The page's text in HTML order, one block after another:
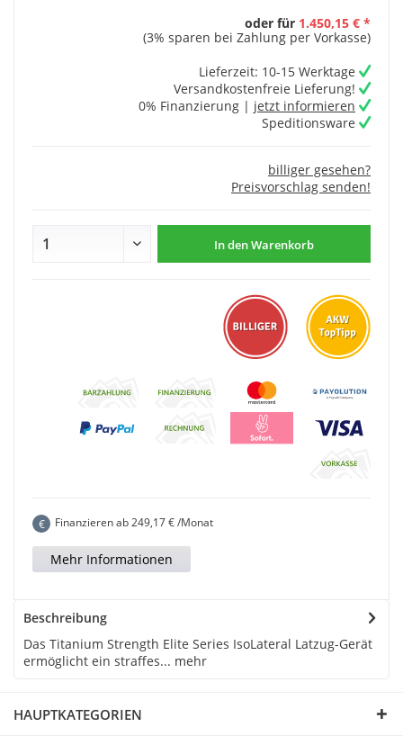
oder für 1.450,15 € *
(3% sparen bei Zahlung per Vorkasse)
Lieferzeit: 10-15 Werktage
Versandkostenfreie Lieferung!
0% Finanzierung | jetzt informieren
Speditionsware
billiger gesehen?
Preisvorschlag senden!
In denWarenkorb
€ Finanzieren ab249,17€ /Monat
Mehr Informationen
Beschreibung
Das Titanium Strength Elite Series IsoLateral Latzug-Gerät
ermöglicht ein straffes... mehr
HAUPTKATEGORIEN